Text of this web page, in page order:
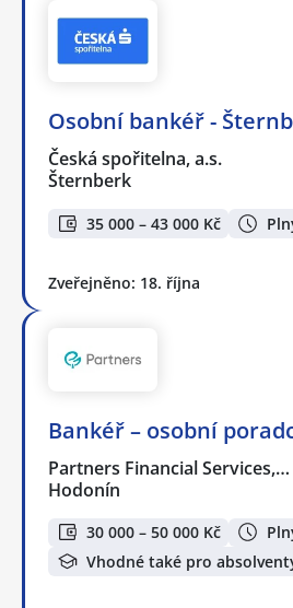
Osobní bankéř -
Česká spořitelna, a.s.
Šternberk
35 000 – 43 000 Kč
Zveřejněno: 18. října
Bankéř – osobní
Partners Financial Services,…
Hodonín
30 000 – 50 000 Kč
Vhodné také pro